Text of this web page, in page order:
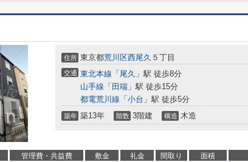
住所 東京都荒川区西尾久 ５丁目
交通 東北本線 「 尾久 」駅 徒歩8分
山手線 「 田端 」駅 徒歩15分
都電荒川線 「 小台 」駅 徒歩5分
築年 築13年 階数 3階建 構造 木造
管理費・共益費 敷金 礼金 間取り 面積